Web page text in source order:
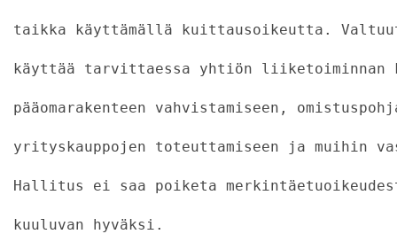
taikka käyttämällä kuittausoikeutta.
käyttää tarvittaessa yhtiön liiketoiminnan
pääomarakenteen vahvistamiseen,
yrityskauppojen toteuttamiseen ja muihin
Hallitus ei saa poiketa
kuuluvan hyväksi.